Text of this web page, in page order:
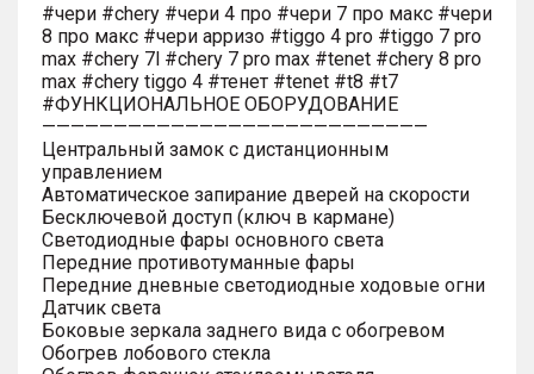
#чери #chery #чери 4 про #чери 7 про макс #чери
8 про макс #чери арризо #tiggo 4 pro #tiggo 7 pro
max #chery 7l #chery 7 pro max #tenet #chery 8 pro
max #chery tiggo 4 #тенет #tenet #t8 #t7
#ФУНКЦИОНАЛЬНОЕ ОБОРУДОВАНИЕ
———————————————————————————
Центральный замок с дистанционным
управлением
Автоматическое запирание дверей на скорости
Бесключевой доступ (ключ в кармане)
Светодиодные фары основного света
Передние противотуманные фары
Передние дневные светодиодные ходовые огни
Датчик света
Боковые зеркала заднего вида с обогревом
Обогрев лобового стекла